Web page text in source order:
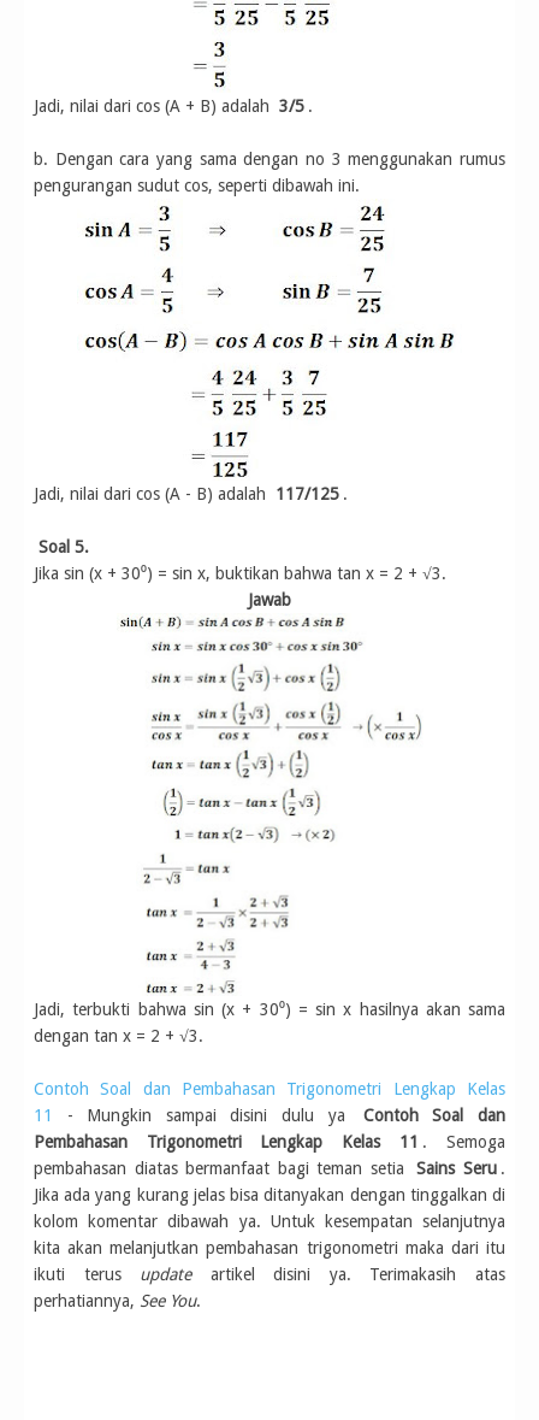
Jadi, nilai dari cos (A + B) adalah 3/5 .
b. Dengan cara yang sama dengan no 3 menggunakan rumus
pengurangan sudut cos, seperti dibawah ini.
Jadi, nilai dari cos (A - B) adalah 117/125 .
Soal 5.
Jika sin (x + 30⁰) = sin x, buktikan bahwa tan x = 2 + √3.
Jawab
Jadi, terbukti bahwa sin (x + 30⁰) = sin x hasilnya akan sama
dengan tan x = 2 + √3.
Contoh Soal dan Pembahasan Trigonometri Lengkap Kelas
11
- Mungkin sampai disini dulu ya
Contoh Soal dan
Pembahasan Trigonometri Lengkap Kelas 11 . Semoga
pembahasan diatas bermanfaat bagi teman setia
Sains Seru .
Jika ada yang kurang jelas bisa ditanyakan dengan tinggalkan di
kolom komentar dibawah ya. Untuk kesempatan selanjutnya
kita akan melanjutkan pembahasan trigonometri maka dari itu
ikuti terus updateartikel disini ya. Terimakasih atas
perhatiannya, See You.